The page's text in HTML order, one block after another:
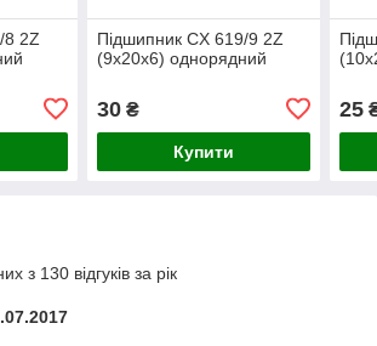
8 2Z
Підшипник CX 619/9 2Z
(9x20x6) однорядний
30₴
Купити
25
з 130 відгуків за рік